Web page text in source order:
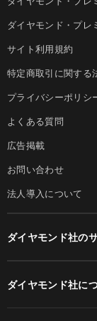
ダイヤモンド・プレ
サイト利用規約
特定商取引に関する
プライバシーポリシ
よくある質問
広告掲載
お問い合わせ
法人導入について
ダイヤモンド社の
ダイヤモンド社に